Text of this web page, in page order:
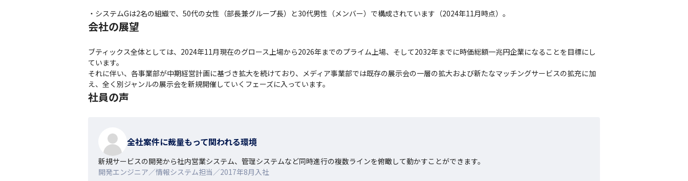
・システムGは2名の組織で、50代の女性（部長兼グループ長）と30代男性（メンバー）で構成されています（2024年11月時点）。
会社の展望
ブティックス全体としては、2024年11月現在のグロース上場から2026年までのプライム上場、そして2032年までに時価総額一兆円企業になることを目標にし
ています。
それに伴い、各事業部が中期経営計画に基づき拡大を続けており、メディア事業部では既存の展示会の一層の拡大および新たなマッチングサービスの拡充に加
え、全く別ジャンルの展示会を新規開催していくフェーズに入っています。
社員の声
全社案件に裁量もって関われる環境
新規サービスの開発から社内営業システム、管理システムなど同時進行の複数ラインを俯瞰して動かすことができます。
開発エンジニア／情報システム担当／2017年8月入社